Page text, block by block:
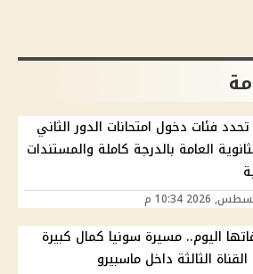
تحدد فئات دخول امتحانات الدور الثاني
للثانوية العامة بالدرجة كاملة والمستندات
اليوم.. مسيرة سونيا كمال كبيرة
الثالثة داخل ماسبيرو